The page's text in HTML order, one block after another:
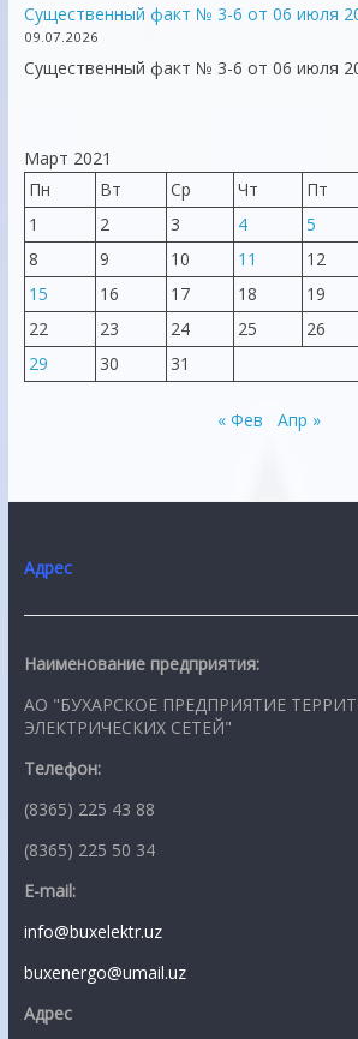
Существенный факт № 3-6 от 06 июля
09.07.2026
Существенный факт № 3-6 от 06 июля
Март 2021
Пн
Вт Ср Чт Пт
1
2 3 4 5
8
9 10 11 12
15
16 17 18 19
22
23 24 25 26
29
30 31
« Фев Апр »
Адрес
Наименование предприятия:
АО "БУХАРСКОЕ ПРЕДПРИЯТИЕ
ЭЛЕКТРИЧЕСКИХ СЕТЕЙ"
Телефон:
(8365) 225 43 88
(8365) 225 50 34
E-mail:
info@buxelektr.uz
buxenergo@umail.uz
Адрес